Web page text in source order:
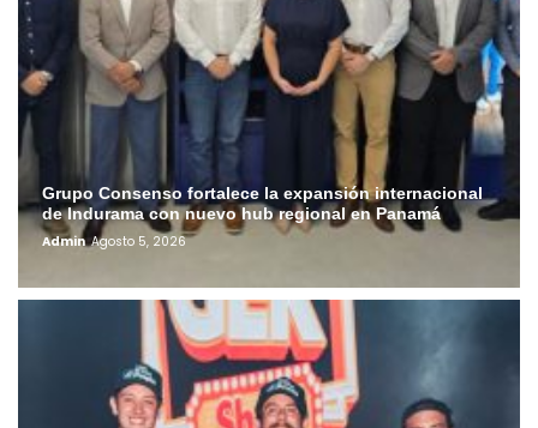
Grupo Consenso fortalece la expansión internacional
de Indurama con nuevo hub regional en Panamá
Admin Agosto 5, 2026